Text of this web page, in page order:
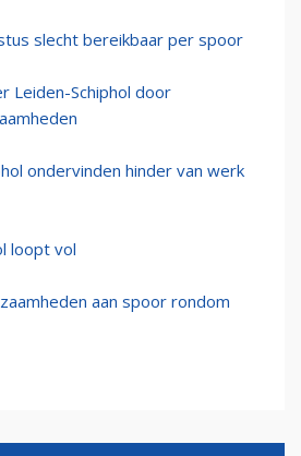
slecht bereikbaar per spoor
Leiden-Schiphol door
ondervinden hinder van werk
loopt vol
aan spoor rondom